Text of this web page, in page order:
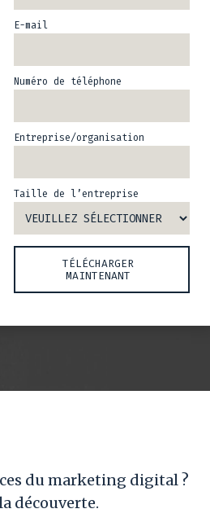
E-mail
Numéro de téléphone
Entreprise/organisation
Taille de l’entreprise
du marketing digital ?
découverte.